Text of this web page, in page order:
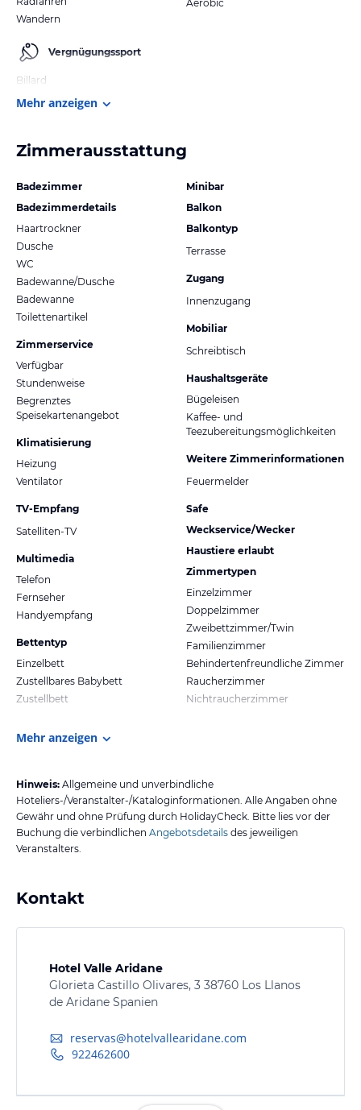
Wandern
Vergnügungssport
Billard
Aerobic
Mehr anzeigen
Zimmerausstattung
Badezimmer
Badezimmerdetails
Haartrockner
Dusche
WC
Badewanne/Dusche
Badewanne
Toilettenartikel
Zimmerservice
Verfügbar
Stundenweise
Begrenztes
Speisekartenangebot
Klimatisierung
Heizung
Ventilator
TV-Empfang
Satelliten-TV
Multimedia
Telefon
Fernseher
Handyempfang
Bettentyp
Einzelbett
Zustellbares Babybett
Zustellbett
Minibar
Balkon
Balkontyp
Terrasse
Zugang
Innenzugang
Mobiliar
Schreibtisch
Haushaltsgeräte
Bügeleisen
Kaffee- und
Teezubereitungsmöglichkeiten
Weitere Zimmerinformationen
Feuermelder
Safe
Weckservice/Wecker
Haustiere erlaubt
Zimmertypen
Einzelzimmer
Doppelzimmer
Zweibettzimmer/Twin
Familienzimmer
Behindertenfreundliche Zimmer
Raucherzimmer
Nichtraucherzimmer
Mehr anzeigen
Hinweis: Allgemeine und unverbindliche
Hoteliers-/Veranstalter-/Kataloginformationen. Alle Angaben ohne
Gewähr und ohne Prüfung durch HolidayCheck. Bitte lies vor der
Buchung die verbindlichen Angebotsdetails des jeweiligen
Veranstalters.
Kontakt
Hotel Valle Aridane
Glorieta Castillo Olivares, 3 38760 Los Llanos
de Aridane Spanien
reservas@hotelvallearidane.com
922462600